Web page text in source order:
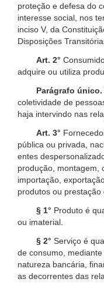
proteção e defesa do
interesse social, nos
inciso V, da
Disposições
Art. 2°
adquire ou utiliza
Parágrafo único.
coletividade de
haja intervindo nas
Art. 3°
pública ou privada,
entes
produção, montagem,
importação,
produtos ou prestação
§ 1° Produto é
ou imaterial.
§ 2° Serviço é
de consumo,
natureza bancária,
as decorrentes das